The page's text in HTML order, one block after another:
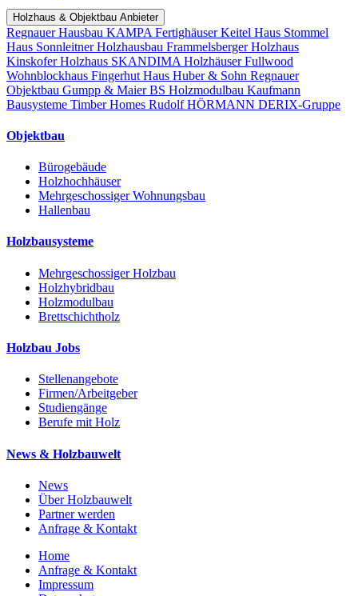
Holzhaus & Objektbau Anbieter
Regnauer Hausbau KAMPA FertighäuserKeitel Haus Stommel
Haus Sonnleitner Holzhausbau Frammelsberger Holzhaus
Kinskofer Holzhaus SKANDIMA HolzhäuserFullwood
Wohnblockhaus Fingerhut Haus Huber & Sohn Regnauer
Objektbau Gumpp & MaierBS Holzmodulbau Kaufmann
Bausysteme Timber Homes Rudolf HÖRMANN DERIX-Gruppe
Objektbau
Bürogebäude
Holzhochhäuser
Mehrgeschossiger Wohnungsbau
Hallenbau
Holzbausysteme
Mehrgeschossiger Holzbau
Holzhybridbau
Holzmodulbau
Brettschichtholz
Holzbau Jobs
Stellenangebote
Firmen/Arbeitgeber
Studiengänge
Berufe mit Holz
News & Holzbauwelt
News
Über Holzbauwelt
Partner werden
Anfrage & Kontakt
Home
Anfrage & Kontakt
Impressum